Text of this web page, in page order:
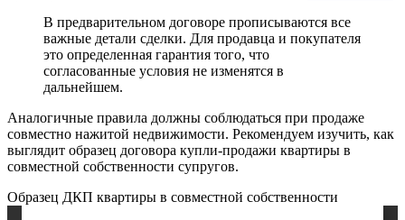
В предварительном договоре прописываются все
важные детали сделки. Для продавца и покупателя
это определенная гарантия того, что
согласованные условия не изменятся в
дальнейшем.
Аналогичные правила должны соблюдаться при продаже
совместно нажитой недвижимости. Рекомендуем изучить, как
выглядит образец договора купли-продажи квартиры в
совместной собственности супругов.
Образец ДКП квартиры в совместной собственности